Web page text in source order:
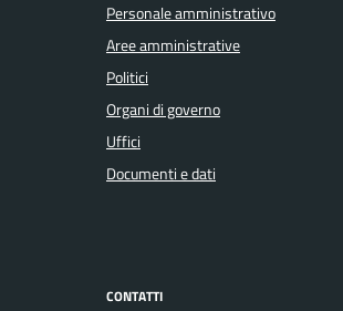
Personale amministrativo
Aree amministrative
Politici
Organi di governo
Uffici
Documenti e dati
CONTATTI